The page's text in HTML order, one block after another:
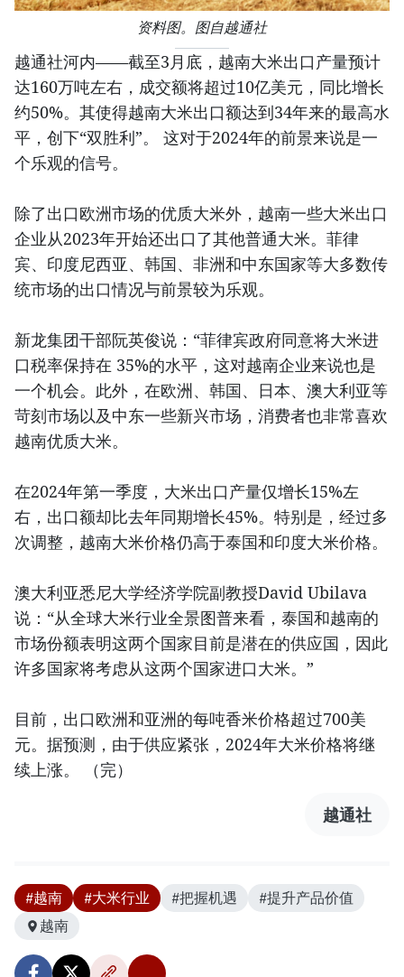
资料图。图自越通社
越通社河内——截至3月底，越南大米出口产量预计
达160万吨左右，成交额将超过10亿美元，同比增长
约50%。其使得越南大米出口额达到34年来的最高水
平，创下“双胜利”。 这对于2024年的前景来说是一
个乐观的信号。
除了出口欧洲市场的优质大米外，越南一些大米出口
企业从2023年开始还出口了其他普通大米。菲律
宾、印度尼西亚、韩国、非洲和中东国家等大多数传
统市场的出口情况与前景较为乐观。
新龙集团干部阮英俊说：“菲律宾政府同意将大米进
口税率保持在 35%的水平，这对越南企业来说也是
一个机会。此外，在欧洲、韩国、日本、澳大利亚等
苛刻市场以及中东一些新兴市场，消费者也非常喜欢
越南优质大米。
在2024年第一季度，大米出口产量仅增长15%左
右，出口额却比去年同期增长45%。特别是，经过多
次调整，越南大米价格仍高于泰国和印度大米价格。
澳大利亚悉尼大学经济学院副教授David Ubilava
说：“从全球大米行业全景图普来看，泰国和越南的
市场份额表明这两个国家目前是潜在的供应国，因此
许多国家将考虑从这两个国家进口大米。”
目前，出口欧洲和亚洲的每吨香米价格超过700美
元。据预测，由于供应紧张，2024年大米价格将继
续上涨。 （完）
越通社
#越南 #大米行业 #把握机遇
#提升产品价值
越南